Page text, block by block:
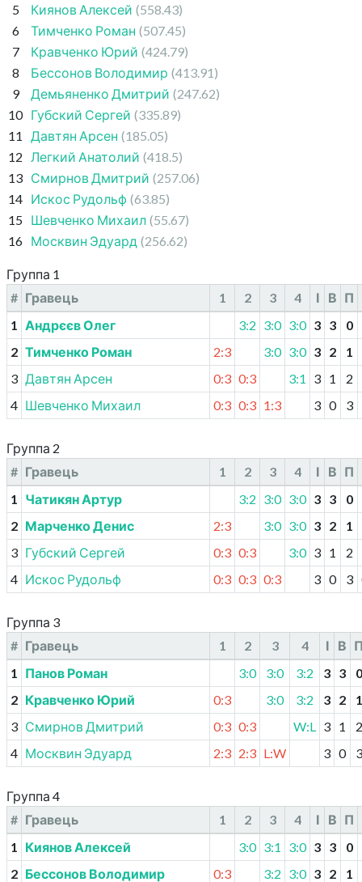
5
Киянов Алексей (558.43)
6
Тимченко Роман (507.45)
7
Кравченко Юрий (424.79)
8
Бессонов Володимир (413.91)
9
Демьяненко Дмитрий (247.62)
10 Губский Сергей (335.89)
11
Давтян Арсен (185.05)
12
Легкий Анатолий (418.5)
13 Смирнов Дмитрий (257.06)
14 Искос Рудольф (63.85)
15 Шевченко Михаил (55.67)
16 Москвин Эдуард (256.62)
Группа 1
# Гравець 1 2 3 4 І В П
1
Андрєєв Олег 3:2 3:0 3:0 3 3 0
2 Тимченко Роман 2:3 3:0 3:0 3 2 1
3 Давтян Арсен 0:3 0:3 3:1 3 1 2
4 Шевченко Михаил 0:3 0:3 1:3 3 0 3
Группа 2
# Гравець 1 2 3 4 І В П
1
Чатикян Артур 3:2 3:0 3:0 3 3 0
2 Марченко Денис 2:3 3:0 3:0 3 2 1
3 Губский Сергей 0:3 0:3 3:0 3 1 2
4 Искос Рудольф 0:3 0:3 0:3 3 0 3
Группа 3
# Гравець 1 2 3 4 І В
1
Панов Роман 3:0 3:0 3:2 3 3
0
2 Кравченко Юрий 0:3 3:0 3:2 3 2
1
3 Смирнов Дмитрий 0:3 0:3 W:L 3 1
2
4 Москвин Эдуард 2:3 2:3 L:W 3 0 3
Группа 4
# Гравець 1 2 3 4 І В П
1
Киянов Алексей 3:0 3:1 3:0 3 3 0
2 Бессонов Володимир 0:3 3:2 3:0 3 2 1